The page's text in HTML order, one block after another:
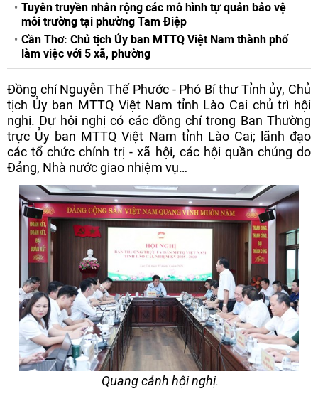
Tuyên truyền nhân rộng các mô hình tự quản bảo vệ
môi trường tại phường Tam Điệp
Cần Thơ: Chủ tịch Ủy ban MTTQ Việt Nam thành phố
làm việc với 5 xã, phường
Đồng chí Nguyễn Thế Phước - Phó Bí thư Tỉnh ủy, Chủ
tịch Ủy ban MTTQ Việt Nam tỉnh Lào Cai chủ trì hội
nghị. Dự hội nghị có các đồng chí trong Ban Thường
trực Ủy ban MTTQ Việt Nam tỉnh Lào Cai; lãnh đạo
các tổ chức chính trị - xã hội, các hội quần chúng do
Đảng, Nhà nước giao nhiệm vụ…
Quang cảnh hội nghị.